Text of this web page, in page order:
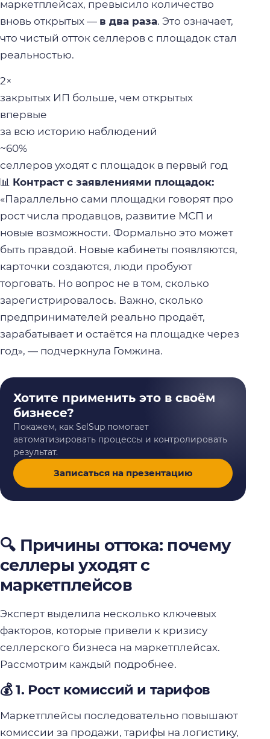
маркетплейсах, превысило количество
вновь открытых — в два раза. Это означает,
что чистый отток селлеров с площадок стал
реальностью.
2×
закрытых ИП больше, чем открытых
впервые
за всю историю наблюдений
~60%
селлеров уходят с площадок в первый год
📊 Контраст с заявлениями площадок:
«Параллельно сами площадки говорят про
рост числа продавцов, развитие МСП и
новые возможности. Формально это может
быть правдой. Новые кабинеты появляются,
карточки создаются, люди пробуют
торговать. Но вопрос не в том, сколько
зарегистрировалось. Важно, сколько
предпринимателей реально продаёт,
зарабатывает и остаётся на площадке через
год», — подчеркнула Гомжина.
Хотите применить это в своём
бизнесе?
Покажем, как SelSup помогает
автоматизировать процессы и контролировать
результат.
Записаться на презентацию
🔍 Причины оттока: почему
селлеры уходят с
маркетплейсов
Эксперт выделила несколько ключевых
факторов, которые привели к кризису
селлерского бизнеса на маркетплейсах.
Рассмотрим каждый подробнее.
💰 1. Рост комиссий и тарифов
Маркетплейсы последовательно повышают
комиссии за продажи, тарифы на логистику,